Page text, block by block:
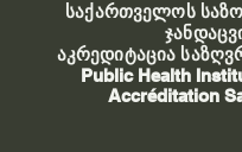
საქართველოს
აკრედიტაცია
Public Health
Accréditation